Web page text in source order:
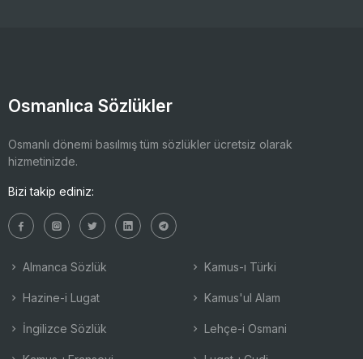
Osmanlıca Sözlükler
Osmanlı dönemi basılmış tüm sözlükler ücretsiz olarak
hizmetinizde.
Bizi takip ediniz:
Almanca Sözlük
Hazine-i Lugat
İngilizce Sözlük
Kamus-ı Türki
Kamus'ul Alam
Lehçe-i Osmani